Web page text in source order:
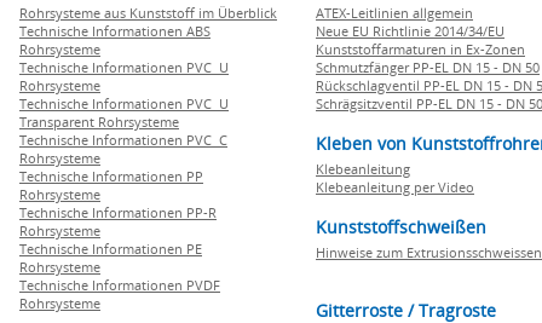
Rohrsysteme aus Kunststoff im Überblick
Technische Informationen ABS
Rohrsysteme
Technische Informationen PVC U
Rohrsysteme
Technische Informationen PVC U
Transparent Rohrsysteme
Technische Informationen PVC C
Rohrsysteme
Technische Informationen PP
Rohrsysteme
Technische Informationen PP-R
Rohrsysteme
Technische Informationen PE
Rohrsysteme
Technische Informationen PVDF
Rohrsysteme
ATEX-Leitlinien allgemein
Neue EU Richtlinie 2014/34/EU
Kunststoffarmaturen in Ex-Zonen
Schmutzfänger PP-EL DN 15 - DN 50
Rückschlagventil PP-EL DN 15 - DN
Schrägsitzventil PP-EL DN 15 - DN 50
Kleben von
Klebeanleitung
Klebeanleitung per Video
Kunststoffschweißen
Hinweise zum Extrusionsschweissen
Gitterroste / Tragroste